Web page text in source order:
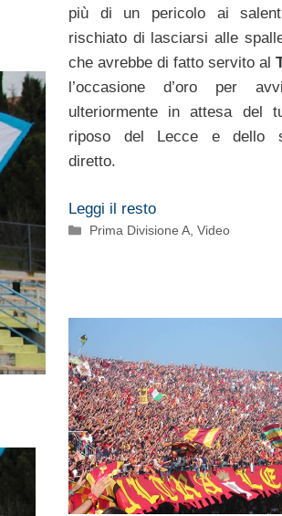
più di un pericolo ai
rischiato di lasciarsi alle
che avrebbe di fatto servito al
l’occasione d’oro per
ulteriormente in attesa del
riposo del Lecce e dello
diretto.
Leggi il resto
Categorie
Prima Divisione A,Video